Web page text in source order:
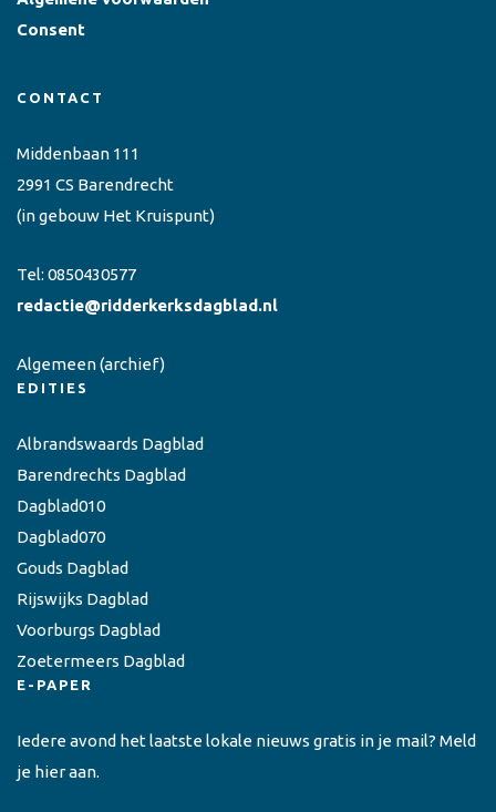
Consent
CONTACT
Middenbaan 111
2991 CS Barendrecht
(in gebouw Het Kruispunt)
Tel: 0850430577
redactie@ridderkerksdagblad.nl
Algemeen(archief)
EDITIES
Albrandswaards Dagblad
Barendrechts Dagblad
Dagblad010
Dagblad070
Gouds Dagblad
Rijswijks Dagblad
Voorburgs Dagblad
Zoetermeers Dagblad
E-PAPER
Iedere avond het laatste lokale nieuws gratis in je mail? Meld
je hier aan.